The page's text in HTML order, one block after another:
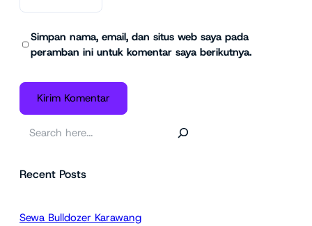
Simpan nama, email, dan situs web saya pada
peramban ini untuk komentar saya berikutnya.
iRecent Posts
Sewa Bulldozer Karawang